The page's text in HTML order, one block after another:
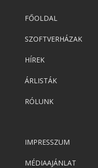
FŐOLDAL
SZOFTVERHÁZAK
HÍREK
ÁRLISTÁK
RÓLUNK
IMPRESSZUM
MÉDIAAJÁNLAT